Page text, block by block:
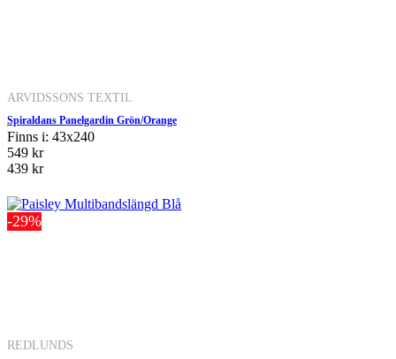
ARVIDSSONS TEXTIL
Spiraldans Panelgardin Grön/Orange
Finns i: 43x240
549 kr
439 kr
-29%
REDLUNDS